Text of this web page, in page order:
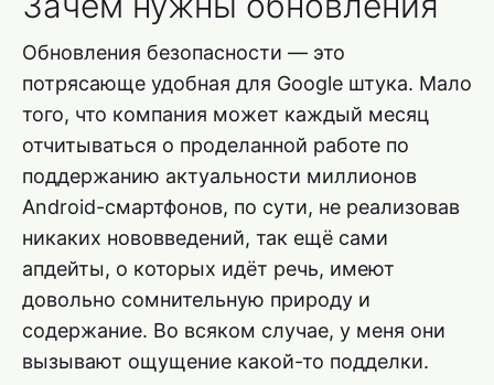
Обновления безопасности — это
потрясающе удобная для Google штука. Мало
того, что компания может каждый месяц
отчитываться о проделанной работе по
поддержанию актуальности миллионов
Android-смартфонов, по сути, не реализовав
никаких нововведений, так ещё сами
апдейты, о которых идёт речь, имеют
довольно сомнительную природу и
содержание. Во всяком случае, у меня они
вызывают ощущение какой-то подделки.